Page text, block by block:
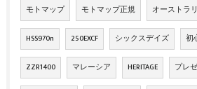
モトマップ モトマップ正規 オーストラ
HSS970n 250EXCF シックスデイズ 初
ZZR1400 マレーシア HERITAGE プレ